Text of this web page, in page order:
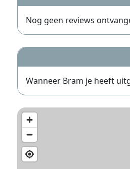
Nog geen reviews
Wanneer Bram je heeft